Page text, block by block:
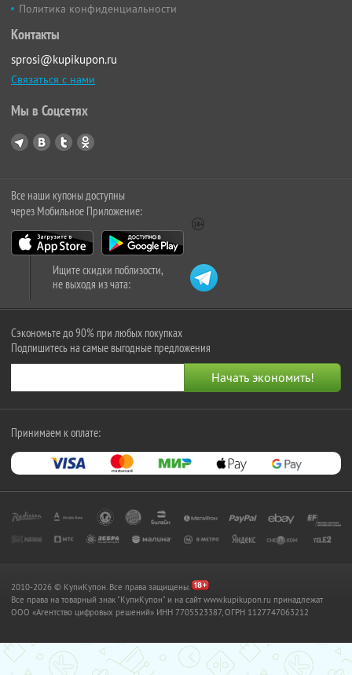
Политика конфиденциальности
Контакты
sprosi@kupikupon.ru
Связаться с нами
Мы в Соцсетях
Все наши купоны доступны
через Мобильное Приложение:
Ищите скидки поблизости,
не выходя из чата:
Сэкономьте до 90% при любых покупках
Подпишитесь на самые выгодные предложения
Принимаем к оплате:
2010-2026 © КупиКупон. Все права защищены.
Все права на товарный знак "КупиКупон" и на сайт www.kupikupon.ru принадлежат
OOO «Агентство цифровых решений» ИНН 7705523387, ОГРН 1127747063212